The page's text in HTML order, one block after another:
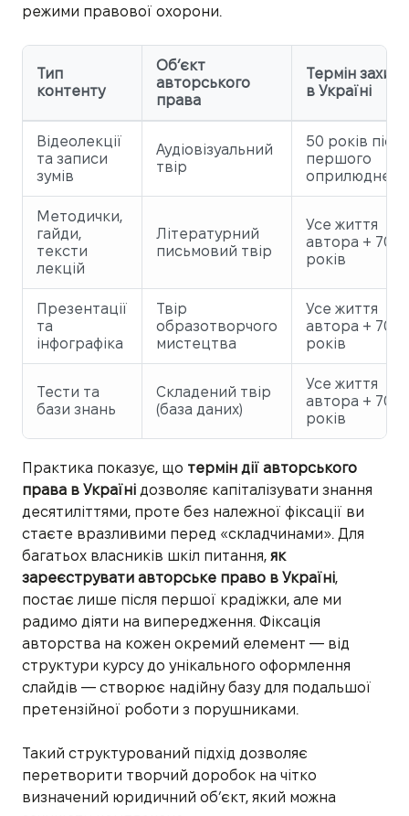
режими правової охорони.
Тип
контенту
Об’єкт
авторського
права
Термін
в Україні
Відеолекції
та записи
зумів
Аудіовізуальний
твір
50 років після
першого
Методички,
гайди,
тексти
лекцій
Літературний
письмовий твір
Усе життя
автора + 70
років
Презентації
та
інфографіка
Твір
образотворчого
мистецтва
Усе життя
автора + 70
років
Тести та
бази знань
Складений твір
(база даних)
Усе життя
автора + 70
років
Практика показує, що термін дії авторського
права в Україні дозволяє капіталізувати знання
десятиліттями, проте без належної фіксації ви
стаєте вразливими перед «складчинами». Для
багатьох власників шкіл питання, як
зареєструвати авторське право в Україні,
постає лише після першої крадіжки, але ми
радимо діяти на випередження. Фіксація
авторства на кожен окремий елемент — від
структури курсу до унікального оформлення
слайдів — створює надійну базу для подальшої
претензійної роботи з порушниками.
Такий структурований підхід дозволяє
перетворити творчий доробок на чітко
визначений юридичний об’єкт, який можна